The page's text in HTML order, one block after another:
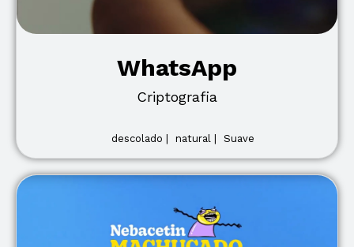
WhatsApp
Criptografia
descolado | natural | Suave